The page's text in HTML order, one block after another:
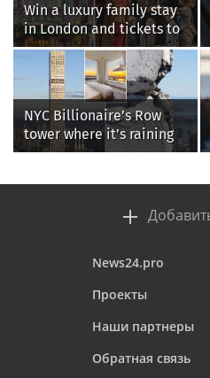
Win a luxury family stay
in London and tickets to
see West End smash-hit
Oliver!
NYC Billionaire’s Row
tower where it’s raining
‘chunks of concrete’
dangerous’
News24.pro
Проекты
Наши партнеры
Обратная связь